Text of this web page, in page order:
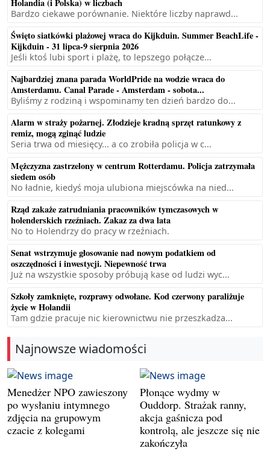
Holandia (i Polska) w liczbach
Bardzo ciekawe porównanie. Niektóre liczby naprawd...
Święto siatkówki plażowej wraca do Kijkduin. Summer BeachLife -
Kijkduin - 31 lipca-9 sierpnia 2026
Jeśli ktoś lubi sport i plażę, to lepszego połącze...
Najbardziej znana parada WorldPride na wodzie wraca do
Amsterdamu. Canal Parade - Amsterdam - sobota...
Byliśmy z rodziną i wspominamy ten dzień bardzo do...
Alarm w straży pożarnej. Złodzieje kradną sprzęt ratunkowy z
remiz, mogą zginąć ludzie
Seria trwa od miesięcy... a co zrobiła policja w c...
Mężczyzna zastrzelony w centrum Rotterdamu. Policja zatrzymała
siedem osób
No ładnie, kiedyś moja ulubiona miejscówka na nied...
Rząd zakaże zatrudniania pracowników tymczasowych w
holenderskich rzeźniach. Zakaz za dwa lata
No to Holendrzy do pracy w rzeźniach.
Senat wstrzymuje głosowanie nad nowym podatkiem od
oszczędności i inwestycji. Niepewność trwa
Już na wszystkie sposoby próbują kase od ludzi wyc...
Szkoły zamknięte, rozprawy odwołane. Kod czerwony paraliżuje
życie w Holandii
Tam gdzie pracuje nic kierownictwu nie przeszkadza...
Najnowsze wiadomości
Menedżer NPO zawieszony
po wysłaniu intymnego
zdjęcia na grupowym
czacie z kolegami
Płonące wydmy w
Ouddorp. Strażak ranny,
akcja gaśnicza pod
kontrolą, ale jeszcze się nie
zakończyła